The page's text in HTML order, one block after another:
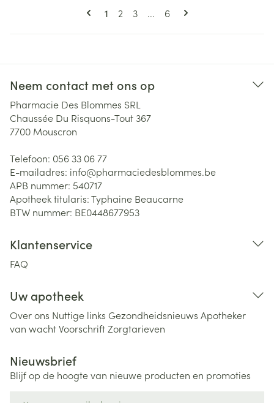
Pagina's
U lees momenteel pagina
1 Pagina
2 Pagina
3 ... Pagina
6
Neem contact met ons op
Pharmacie Des Blommes SRL
Chaussée Du Risquons-Tout 367
7700 Mouscron
Telefoon: 056 33 06 77
E-mailadres: info@pharmaciedesblommes.be
APB nummer: 540717
Apotheek titularis:Typhaine Beaucarne
BTW nummer: BE0448677953
Klantenservice
FAQ
Uw apotheek
Over ons Nuttige links Gezondheidsnieuws Apotheker
van wachtVoorschriftZorgtarieven
Nieuwsbrief
Blijf op de hoogte van nieuwe producten en promoties